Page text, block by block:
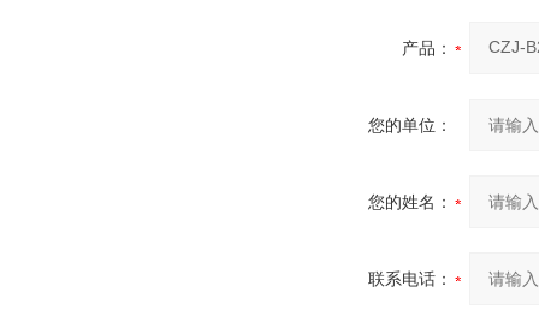
产品：
您的单位：
您的姓名：
联系电话：